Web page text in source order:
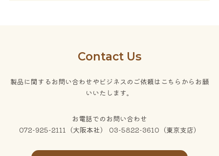
Contact Us
製品に関するお問い合わせやビジネスのご依頼はこちらからお願
いいたします。
お電話でのお問い合わせ
072-925-2111（大阪本社） 03-5822-3610（東京支店）